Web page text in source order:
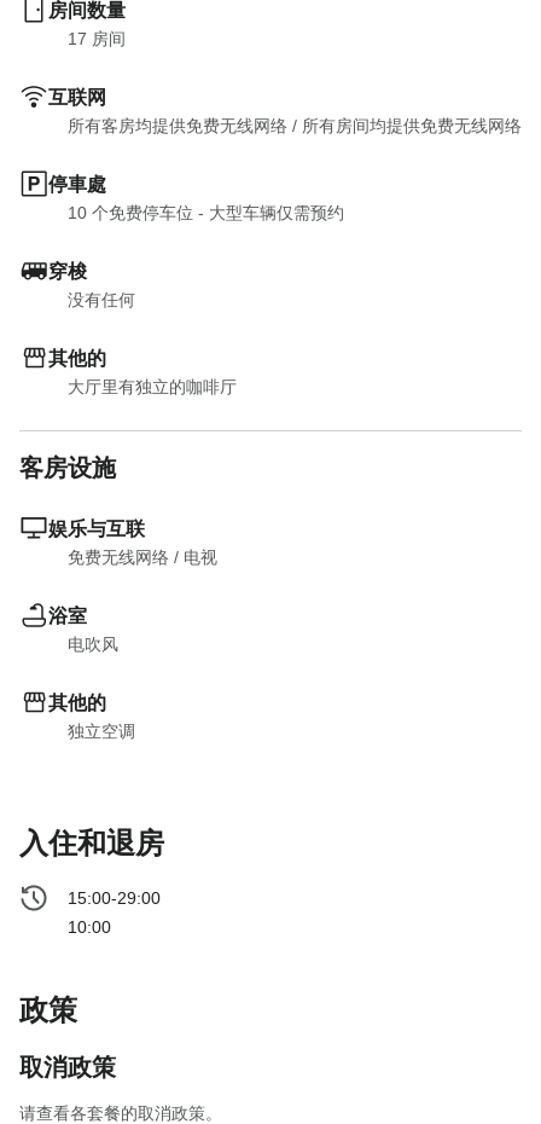
房间数量
17 房间
互联网
所有客房均提供免费无线网络 / 所有房间均提供免费无线网络
停車處
10 个免费停车位 - 大型车辆仅需预约
穿梭
没有任何
其他的
大厅里有独立的咖啡厅
客房设施
娱乐与互联
免费无线网络 / 电视
浴室
电吹风
其他的
独立空调
入住和退房
15:00-29:00
10:00
政策
取消政策
请查看各套餐的取消政策。